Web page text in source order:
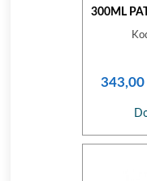
300ML
343,00